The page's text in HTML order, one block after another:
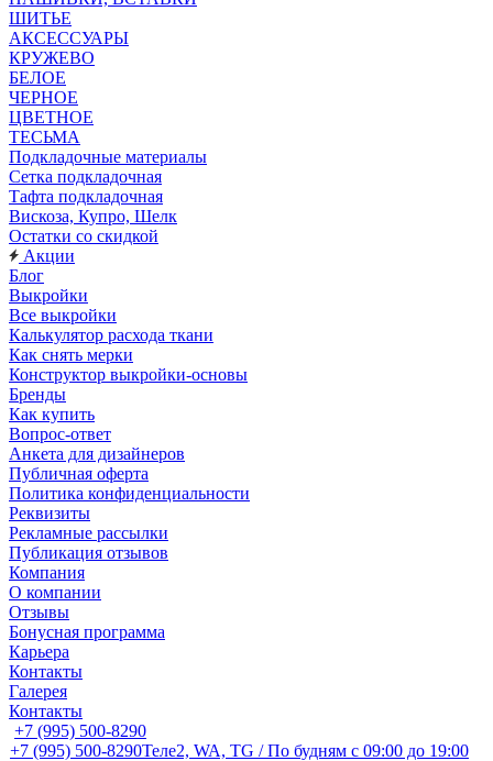
ШИТЬЕ
АКСЕССУАРЫ
КРУЖЕВО
БЕЛОЕ
ЧЕРНОЕ
ЦВЕТНОЕ
ТЕСЬМА
Подкладочные материалы
Сетка подкладочная
Тафта подкладочная
Вискоза, Купро, Шелк
Остатки со скидкой
Акции
Блог
Выкройки
Все выкройки
Калькулятор расхода ткани
Как снять мерки
Конструктор выкройки-основы
Бренды
Как купить
Вопрос-ответ
Анкета для дизайнеров
Публичная оферта
Политика конфиденциальности
Реквизиты
Рекламные рассылки
Публикация отзывов
Компания
О компании
Отзывы
Бонусная программа
Карьера
Контакты
Галерея
Контакты
+7 (995) 500-8290
+7 (995) 500-8290Теле2, WA, TG / По будням c 09:00 до 19:00